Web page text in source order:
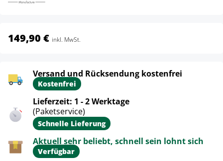
149,90 € inkl. MwSt.
Versand und Rücksendung kostenfrei
Kostenfrei
Lieferzeit: 1 - 2 Werktage
(Paketservice)
Schnelle Lieferung
Aktuell sehr beliebt, schnell sein lohnt sich
Verfügbar